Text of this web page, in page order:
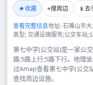
★收藏 ⌖搜周边 📱 去
查看完整信息地址: 石嘴山市
类型: 交通设施服务;公交车站;
第七中学(公交站)是一家公
路;5路上行;5路下行。地理
过Amap查看第七中学(公交
查找周边设施。